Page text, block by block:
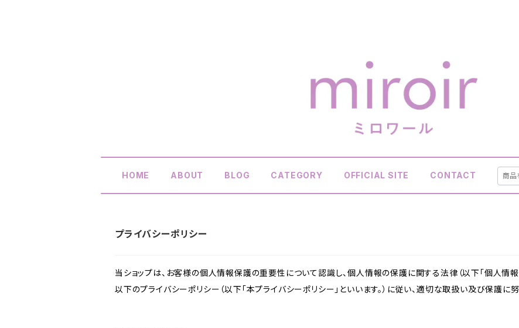
HOME ABOUT BLOG CATEGORY OFFICIAL SITE CONTACT
プライバシーポリシー
当ショップは、お客様の個人情報保護の重要性について認識し、個人情報の保護に関する法律（以下「個人情報
以下のプライバシーポリシー（以下「本プライバシーポリシー」といいます。）に従い、適切な取扱い及び保護に努